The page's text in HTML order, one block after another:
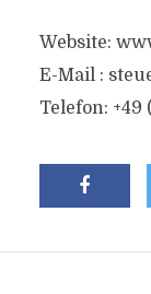
Website:
E-Mail :
Telefon: +49